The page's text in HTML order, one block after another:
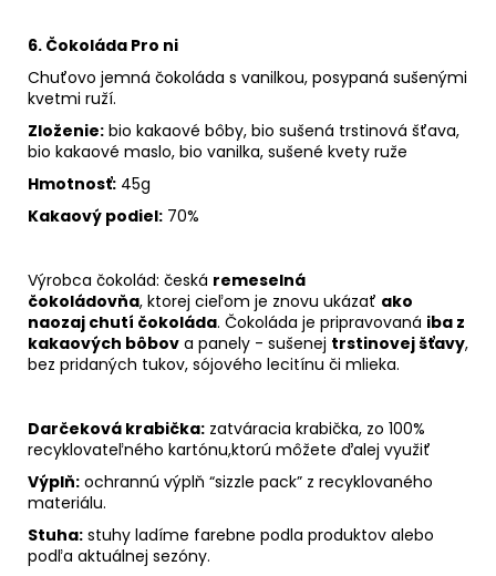
6. Čokoláda Pro ni
Chuťovo jemná čokoláda s vanilkou, posypaná sušenými
kvetmi ruží.
Zloženie: bio kakaové bôby, bio sušená trstinová šťava,
bio kakaové maslo, bio vanilka, sušené kvety ruže
Hmotnosť: 45g
Kakaový podiel: 70%
Výrobca čokolád: česká remeselná
čokoládovňa, ktorej cieľom je znovu ukázať ako
naozaj chutí čokoláda. Čokoláda je pripravovaná iba z
kakaových bôbov a panely - sušenej trstinovej šťavy,
bez pridaných tukov, sójového lecitínu či mlieka.
Darčeková krabička: zatváracia krabička, zo 100%
recyklovateľného kartónu,ktorú môžete ďalej využiť
Výplň: ochrannú výplň “sizzle pack” z recyklovaného
materiálu.
Stuha: stuhy ladíme farebne podla produktov alebo
podľa aktuálnej sezóny.